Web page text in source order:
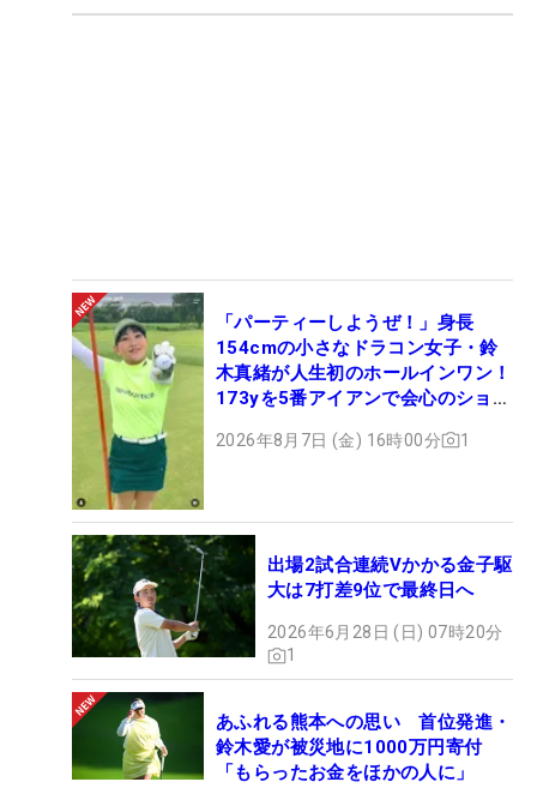
「パーティーしようぜ！」身長
154cmの小さなドラコン女子・鈴
木真緒が人生初のホールインワン！
173yを5番アイアンで会心のショッ
2026年8月7日 (金) 16時00分 1
出場2試合連続Vかかる金子駆
大は7打差9位で最終日へ
2026年6月28日 (日) 07時20分
1
あふれる熊本への思い 首位発進・
鈴木愛が被災地に1000万円寄付
「もらったお金をほかの人に」